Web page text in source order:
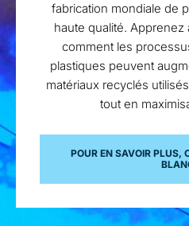
fabrication mondiale de
haute qualité.
comment les
plastiques peuvent
matériaux recyclés
tout en
POUR EN SAVOIR PLUS,